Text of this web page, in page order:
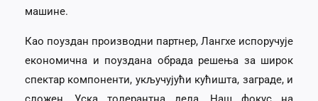
машине.
Као поуздан производни партнер, Лангхе испоручује
економична и поуздана обрада решења за широк
спектар компоненти, укључујући кућишта, заграде, и